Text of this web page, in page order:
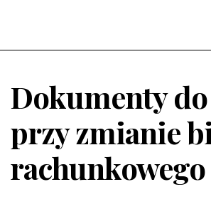
Dokumenty
przy zmianie
rachunkowego